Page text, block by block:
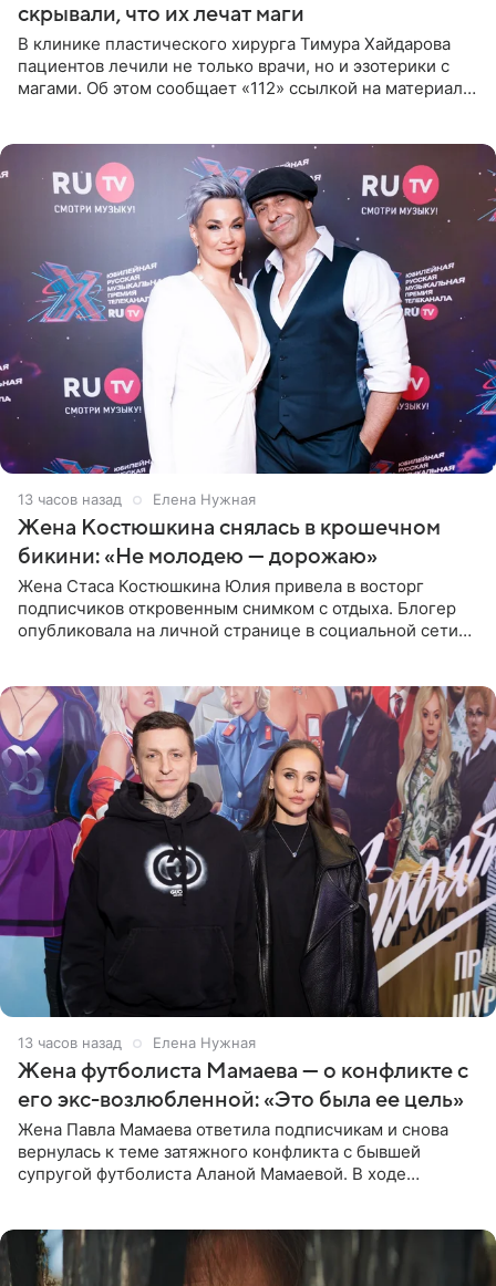
скрывали, что их лечат маги
В клинике пластического хирурга Тимура Хайдарова
пациентов лечили не только врачи, но и эзотерики с
магами. Об этом сообщает «112» ссылкой на материалы
13 часов назад Елена Нужная
Жена Костюшкина снялась в крошечном
бикини: «Не молодею — дорожаю»
Жена Стаса Костюшкина Юлия привела в восторг
подписчиков откровенным снимком с отдыха. Блогер
опубликовала на личной странице в социальной сети
13 часов назад Елена Нужная
Жена футболиста Мамаева — о конфликте с
его экс-возлюбленной: «Это была ее цель»
Жена Павла Мамаева ответила подписчикам и снова
вернулась к теме затяжного конфликта с бывшей
супругой футболиста Аланой Мамаевой. В ходе